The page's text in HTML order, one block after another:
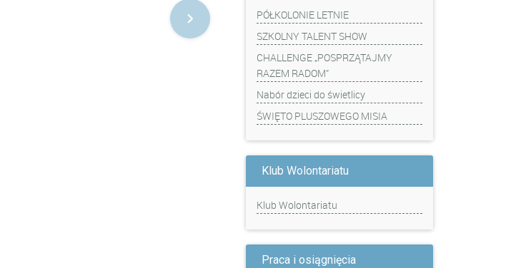
PÓŁKOLONIE LETNIE
SZKOLNY TALENT SHOW
CHALLENGE „POSPRZĄTAJMY
RAZEM RADOM”
Nabór dzieci do świetlicy
ŚWIĘTO PLUSZOWEGO MISIA
Klub Wolontariatu
Klub Wolontariatu
Praca i osiągnięcia